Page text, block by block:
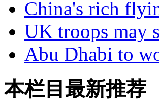
China's rich
UK troops may
Abu Dhabi to
本栏目最新推荐